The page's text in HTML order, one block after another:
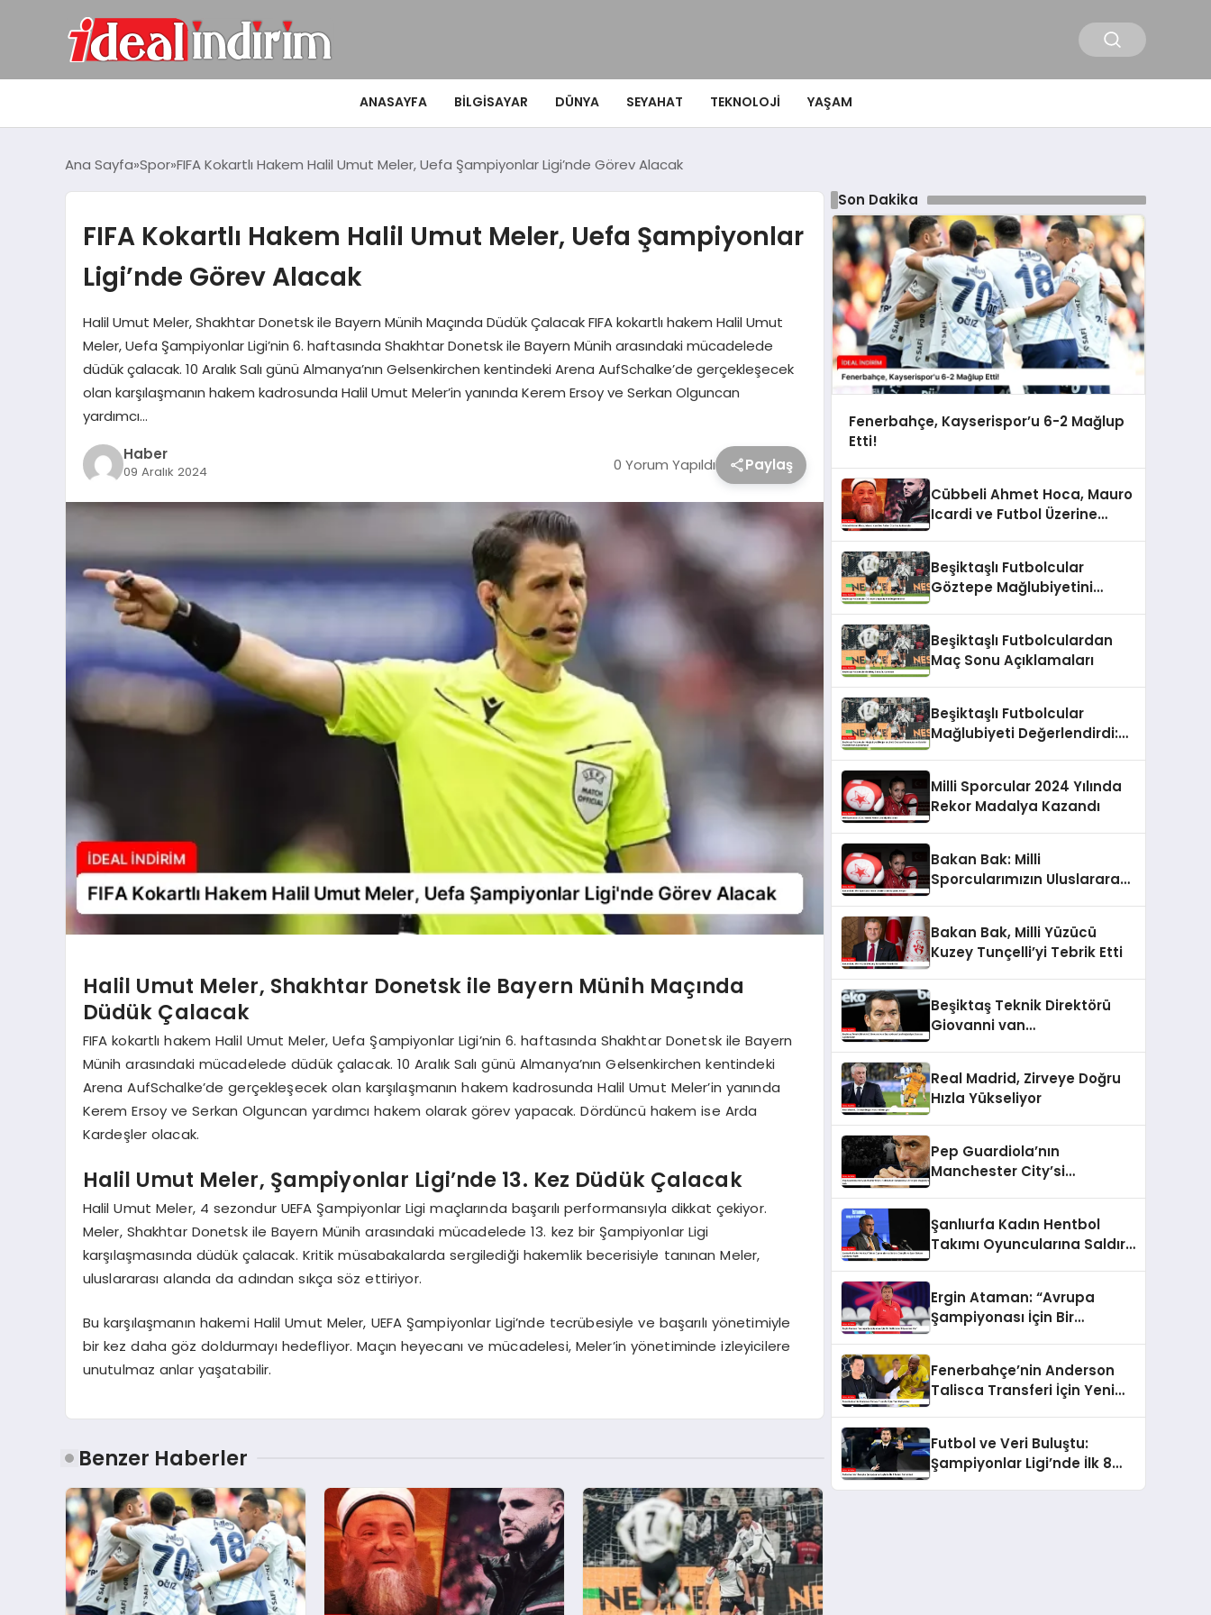
ANASAYFA BILGISAYAR DÜNYA SEYAHAT TEKNOLOJI YAŞAM
Ana Sayfa Spor FIFA Kokartlı Hakem Halil Umut Meler, Uefa Şampiyonlar Ligi’nde Görev Alacak
FIFA Kokartlı Hakem Halil Umut Meler, Uefa Şampiyonlar
Ligi’nde Görev Alacak
Halil Umut Meler, Shakhtar Donetsk ile Bayern Münih Maçında Düdük Çalacak FIFA kokartlı hakem Halil Umut
Meler, Uefa Şampiyonlar Ligi’nin 6. haftasında Shakhtar Donetsk ile Bayern Münih arasındaki mücadelede
düdük çalacak. 10 Aralık Salı günü Almanya’nın Gelsenkirchen kentindeki Arena AufSchalke’de gerçekleşecek
olan karşılaşmanın hakem kadrosunda Halil Umut Meler’in yanında Kerem Ersoy ve Serkan Olguncan
yardımcı…
Haber
09 Aralık 2024 0 Yorum Yapıldı Paylaş
Halil Umut Meler, Shakhtar Donetsk ile Bayern Münih Maçında
Düdük Çalacak
FIFA kokartlı hakem Halil Umut Meler, Uefa Şampiyonlar Ligi’nin 6. haftasında Shakhtar Donetsk ile Bayern
Münih arasındaki mücadelede düdük çalacak. 10 Aralık Salı günü Almanya’nın Gelsenkirchen kentindeki
Arena AufSchalke’de gerçekleşecek olan karşılaşmanın hakem kadrosunda Halil Umut Meler’in yanında
Kerem Ersoy ve Serkan Olguncan yardımcı hakem olarak görev yapacak. Dördüncü hakem ise Arda
Kardeşler olacak.
Halil Umut Meler, Şampiyonlar Ligi’nde 13. Kez Düdük Çalacak
Halil Umut Meler, 4 sezondur UEFA Şampiyonlar Ligi maçlarında başarılı performansıyla dikkat çekiyor.
Meler, Shakhtar Donetsk ile Bayern Münih arasındaki mücadelede 13. kez bir Şampiyonlar Ligi
karşılaşmasında düdük çalacak. Kritik müsabakalarda sergilediği hakemlik becerisiyle tanınan Meler,
uluslararası alanda da adından sıkça söz ettiriyor.
Bu karşılaşmanın hakemi Halil Umut Meler, UEFA Şampiyonlar Ligi’nde tecrübesiyle ve başarılı yönetimiyle
bir kez daha göz doldurmayı hedefliyor. Maçın heyecanı ve mücadelesi, Meler’in yönetiminde izleyicilere
unutulmaz anlar yaşatabilir.
Benzer Haberler
Son Dakika
Fenerbahçe, Kayserispor’u 6-2 Mağlup
Etti!
Cübbeli Ahmet Hoca, Mauro
Icardi ve Futbol Üzerine
Beşiktaşlı Futbolcular
Göztepe Mağlubiyetini
Beşiktaşlı Futbolculardan
Maç Sonu Açıklamaları
Beşiktaşlı Futbolcular
Mağlubiyeti Değerlendirdi:
Açıklamalar
Milli Sporcular 2024 Yılında
Rekor Madalya Kazandı
Bakan Bak: Milli
Sporcularımızın Uluslararası
Bakan Bak, Milli Yüzücü
Kuzey Tunçelli’yi Tebrik Etti
Beşiktaş Teknik Direktörü
Giovanni van
Real Madrid, Zirveye Doğru
Hızla Yükseliyor
Pep Guardiola’nın
Manchester City’si
Şanlıurfa Kadın Hentbol
Takımı Oyuncularına Saldırı:
Ergin Ataman: “Avrupa
Şampiyonası İçin Bir
Fenerbahçe’nin Anderson
Talisca Transferi İçin Yeni
Futbol ve Veri Buluştu:
Şampiyonlar Ligi’nde İlk 8